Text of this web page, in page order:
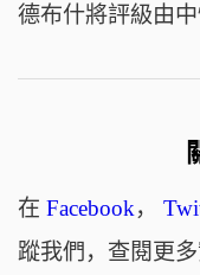
德布什將評級由中
在 Facebook，
蹤我們，查閱更